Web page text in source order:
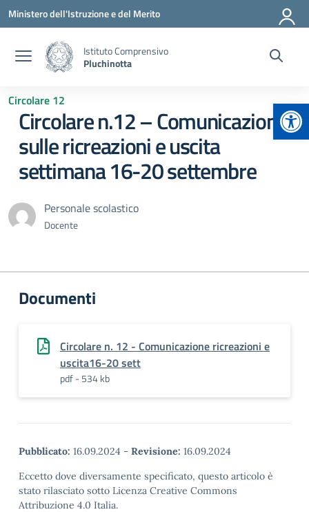
Vai ai contenuti
Vai al menu di navigazione
Vai al footer
Ministero dell'Istruzione e del Merito
Istituto Comprensivo
Pluchinotta
Circolare 12
Circolare n.12 – Comunicazione
sulle ricreazioni e uscita
settimana 16-20 settembre
Personale scolastico
Docente
Documenti
Circolare n. 12 - Comunicazione ricreazioni e
uscita16-20 sett
pdf - 534 kb
Pubblicato: 16.09.2024 - Revisione: 16.09.2024
Eccetto dove diversamente specificato, questo articolo è
stato rilasciato sotto Licenza Creative Commons
Attribuzione 4.0 Italia.